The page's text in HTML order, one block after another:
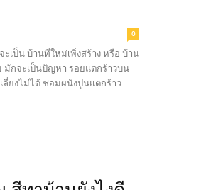
0
เป็น บ้านที่ใหม่เพิ่งสร้าง หรือ บ้าน
มักจะเป็นปัญหา รอยแตกร้าวบน
ลี่ยงไม่ได้ ซ่อมผนังปูนแตกร้าว